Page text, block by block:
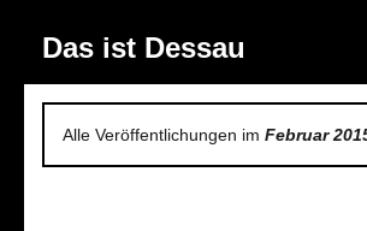
Das ist Dessau
Alle Veröffentlichungen im Februar